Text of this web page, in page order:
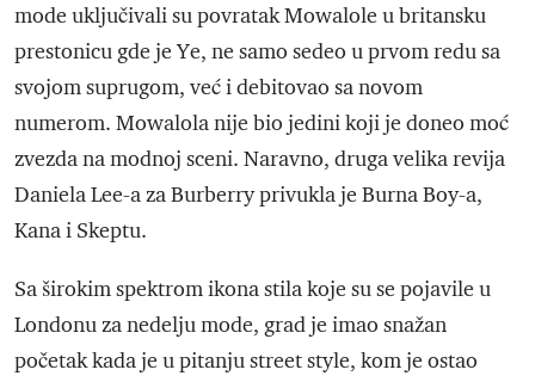
mode uključivali su povratak Mowalole u ​​britansku
prestonicu gde je Ye, ne samo sedeo u prvom redu sa
svojom suprugom, već i debitovao sa novom
numerom. Mowalola nije bio jedini koji je doneo moć
zvezda na modnoj sceni. Naravno, druga velika revija
Daniela Lee-a za Burberry privukla je Burna Boy-a,
Kana i Skeptu.
Sa širokim spektrom ikona stila koje su se pojavile u
Londonu za nedelju mode, grad je imao snažan
početak kada je u pitanju street style, kom je ostao